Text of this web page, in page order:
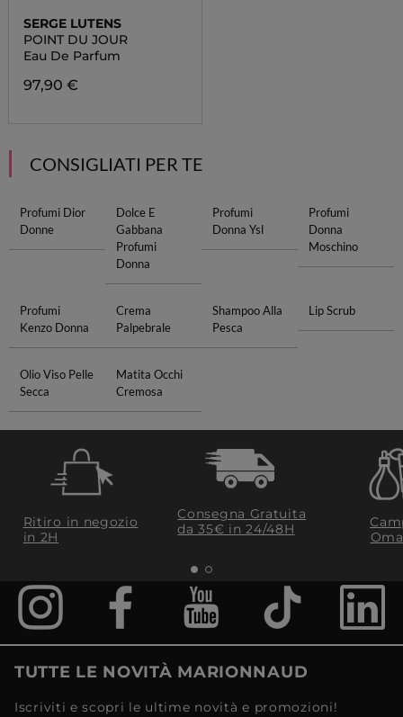
SERGE LUTENS
POINT DU JOUR
Eau De Parfum
97,90 €
CONSIGLIATI PER TE
Profumi Dior
Donne
Dolce E
Gabbana
Profumi
Donna
Profumi
Donna Ysl
Profumi
Donna
Moschino
Profumi
Kenzo Donna
Crema
Palpebrale
Shampoo Alla
Pesca
Lip Scrub
Olio Viso Pelle
Secca
Matita Occhi
Cremosa
Ritiro in negozio
in 2H
Consegna Gratuita
da 35€​ in 24/48H
TUTTE LE NOVITÀ MARIONNAUD
Iscriviti e scopri le ultime novità e promozioni!